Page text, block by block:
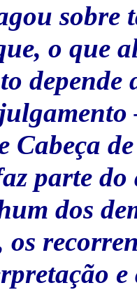
sobre
o que
depende
Cabeça
parte
dos
os